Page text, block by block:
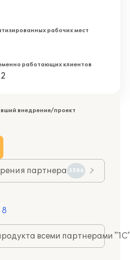
рабочих мест
работающих клиентов
внедрение/проект
партнера 3586
8
всеми партнерами